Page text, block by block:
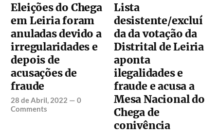
Eleições do Chega
em Leiria foram
anuladas devido a
irregularidades e
depois de
acusações de
fraude
28 de Abril, 2022 —0
Comments
Lista
desistente/excluí
da da votação da
Distrital de Leiria
aponta
ilegalidades e
fraude e acusa a
Mesa Nacional do
Chega de
conivência